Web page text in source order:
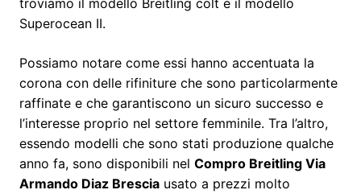
Superocean II.
Possiamo notare come essi hanno accentuata la
corona con delle rifiniture che sono particolarmente
raffinate e che garantiscono un sicuro successo e
l’interesse proprio nel settore femminile. Tra l’altro,
essendo modelli che sono stati produzione qualche
anno fa, sono disponibili nel Compro Breitling Via
Armando Diaz Brescia usato a prezzi molto